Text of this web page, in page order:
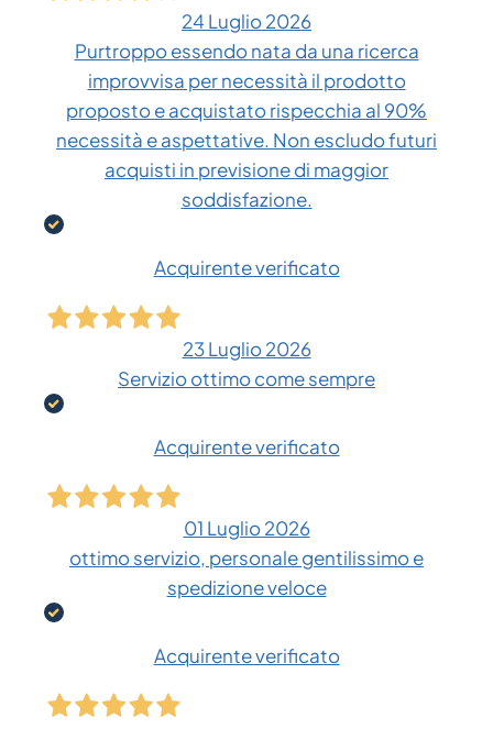
24 Luglio 2026
Purtroppo essendo nata da una ricerca
improvvisa per necessità il prodotto
proposto e acquistato rispecchia al 90%
necessità e aspettative. Non escludo futuri
acquisti in previsione di maggior
soddisfazione.
Acquirente verificato
23 Luglio 2026
Servizio ottimo come sempre
Acquirente verificato
01 Luglio 2026
ottimo servizio, personale gentilissimo e
spedizione veloce
Acquirente verificato